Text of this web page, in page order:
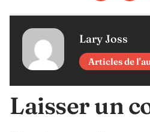
Lary Joss
Articles de
Laisser un